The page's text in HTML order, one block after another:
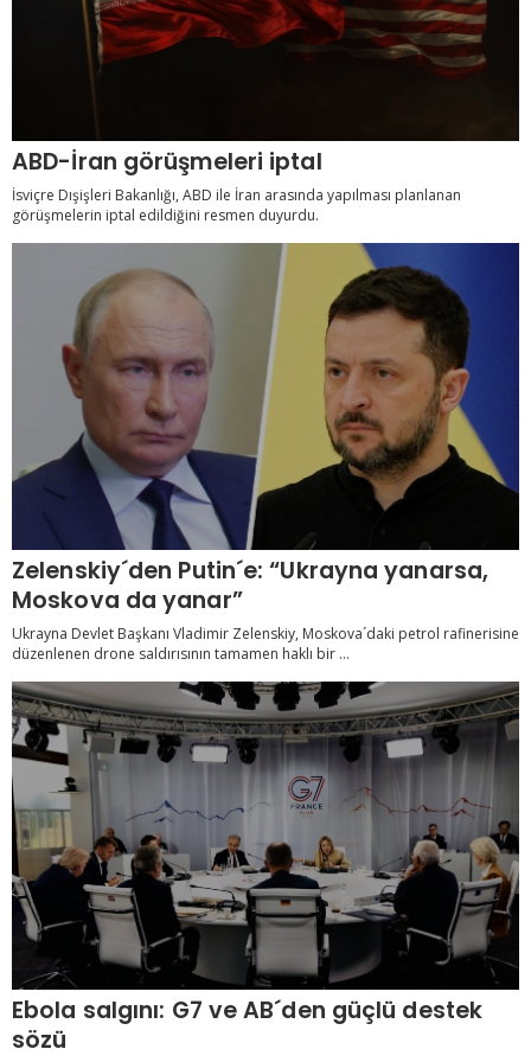
ABD-İran görüşmeleri iptal
İsviçre Dışişleri Bakanlığı, ABD ile İran arasında yapılması planlanan
görüşmelerin iptal edildiğini resmen duyurdu.
Zelenskiy´den Putin´e: “Ukrayna yanarsa,
Moskova da yanar”
Ukrayna Devlet Başkanı Vladimir Zelenskiy, Moskova´daki petrol rafinerisine
düzenlenen drone saldırısının tamamen haklı bir ...
Ebola salgını: G7 ve AB´den güçlü destek
sözü